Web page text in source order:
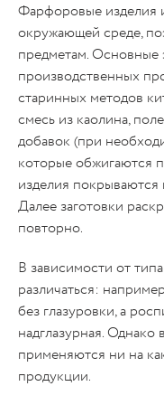
Фарфоровые изделия
окружающей среде,
предметам.
производственных
старинных методов
смесь из каолина,
добавок (при
которые обжигаются
изделия
Далее заготовки
повторно.
В зависимости от
различаться:
без глазуровки, а
надглазурная.
применяются ни на
продукции.